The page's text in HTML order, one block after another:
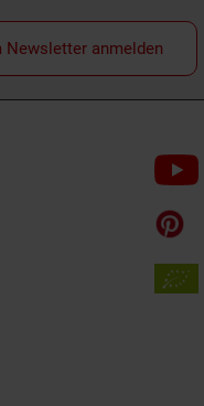
Newsletter anmelden
Folge
uns
auf